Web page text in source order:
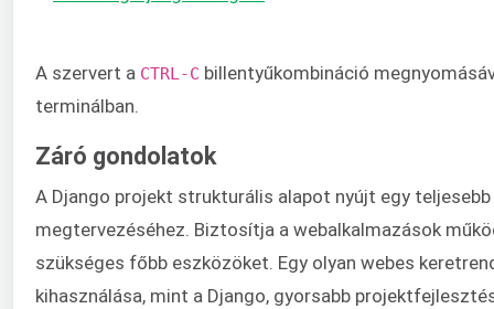
A szervert a CTRL-C billentyűkombináció
terminálban.
Záró gondolatok
A Django projekt strukturális alapot nyújt egy teljesebb
megtervezéséhez. Biztosítja a webalkalmazások
szükséges főbb eszközöket. Egy olyan webes
kihasználása, mint a Django, gyorsabb